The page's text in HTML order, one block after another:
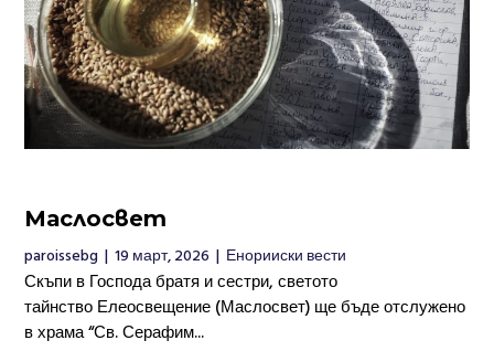
Маслосвет
paroissebg | 19 март, 2026 | Енорииски вести
Скъпи в Господа братя и сестри, светото
тайнство Елеосвещение (Маслосвет) ще бъде отслужено
в храма “Св. Серафим...